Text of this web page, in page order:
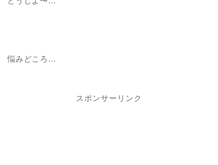
悩みどころ…
スポンサーリンク